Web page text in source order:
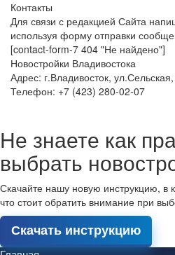
Контакты
Для связи с редакцией Сайта
используя форму отправки
[contact-form-7 404 "Не найдено"]
Новостройки Владивостока
Адрес: г.Владивосток,
Телефон: +7 (423) 280-02-07
Не знаете как
выбрать
Скачайте нашу новую инструкцию, в
что стоит обратить внимание при
Скачать инструкцию